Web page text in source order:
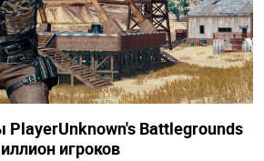
PlayerUnknown's Battlegrounds
игроков